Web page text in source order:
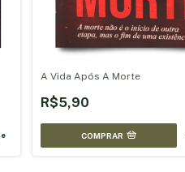
A Vida Após A Morte
R$5,90
COMPRAR